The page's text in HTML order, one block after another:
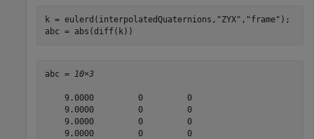
k = eulerd(interpolatedQuaternions, "ZYX" , "frame" );
abc = abs(diff(k))
abc = 10×3
    9.0000         0         0
    9.0000         0         0
    9.0000         0         0
    9.0000         0         0